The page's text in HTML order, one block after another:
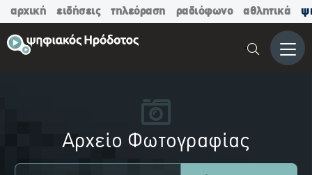
αρχική ειδήσεις τηλεόραση ραδιόφωνο αθλητικά
Μενού
Αρχείο Φωτογραφίας